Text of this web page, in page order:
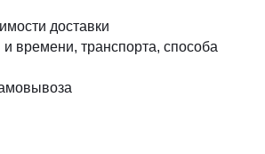
доставки
времени, транспорта, способа